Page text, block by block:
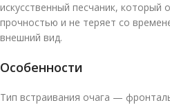
искусственный песчаник, который
прочностью и не теряет со
внешний вид.
Особенности
Тип встраивания очага —